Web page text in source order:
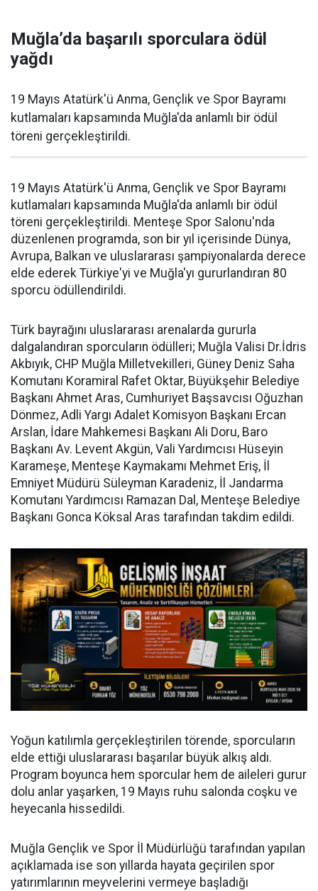
Muğla’da başarılı sporculara ödül
yağdı
19 Mayıs Atatürk'ü Anma, Gençlik ve Spor Bayramı
kutlamaları kapsamında Muğla'da anlamlı bir ödül
töreni gerçekleştirildi.
19 Mayıs Atatürk'ü Anma, Gençlik ve Spor Bayramı
kutlamaları kapsamında Muğla'da anlamlı bir ödül
töreni gerçekleştirildi. Menteşe Spor Salonu'nda
düzenlenen programda, son bir yıl içerisinde Dünya,
Avrupa, Balkan ve uluslararası şampiyonalarda derece
elde ederek Türkiye'yi ve Muğla'yı gururlandıran 80
sporcu ödüllendirildi.
Türk bayrağını uluslararası arenalarda gururla
dalgalandıran sporcuların ödülleri; Muğla Valisi Dr.İdris
Akbıyık, CHP Muğla Milletvekilleri, Güney Deniz Saha
Komutanı Koramiral Rafet Oktar, Büyükşehir Belediye
Başkanı Ahmet Aras, Cumhuriyet Başsavcısı Oğuzhan
Dönmez, Adli Yargı Adalet Komisyon Başkanı Ercan
Arslan, İdare Mahkemesi Başkanı Ali Doru, Baro
Başkanı Av. Levent Akgün, Vali Yardımcısı Hüseyin
Karameşe, Menteşe Kaymakamı Mehmet Eriş, İl
Emniyet Müdürü Süleyman Karadeniz, İl Jandarma
Komutanı Yardımcısı Ramazan Dal, Menteşe Belediye
Başkanı Gonca Köksal Aras tarafından takdim edildi.
Yoğun katılımla gerçekleştirilen törende, sporcuların
elde ettiği uluslararası başarılar büyük alkış aldı.
Program boyunca hem sporcular hem de aileleri gurur
dolu anlar yaşarken, 19 Mayıs ruhu salonda coşku ve
heyecanla hissedildi.
Muğla Gençlik ve Spor İl Müdürlüğü tarafından yapılan
açıklamada ise son yıllarda hayata geçirilen spor
yatırımlarının meyvelerini vermeye başladığı